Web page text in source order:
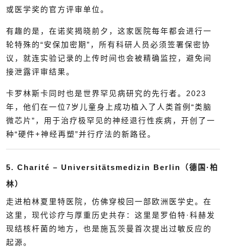
或医学奖的官方评审单位。
有趣的是，在诺奖揭晓前夕，这家医院每年都会进行一
轮特殊的“安保加密期”，所有科研人员必须签署保密协
议，就连实验记录的上传时间也会被精确监控，避免间
接泄露评审结果。
卡罗林斯卡同时也是世界罕见病研究的先行者。2023
年，他们在一位7岁儿童身上成功植入了人类首例“类脑
微芯片”，用于治疗极罕见的神经退行性疾病，开创了一
种“硬件+神经再塑”并行疗法的新路径。
5. Charité – Universitätsmedizin Berlin（德国·柏
林）
走进柏林夏里特医院，仿佛穿梭回一部欧洲医学史。在
这里，现代诊疗与厚重历史共存：这里是罗伯特·科赫发
现结核杆菌的地方，也是施瓦茨曼首次提出过敏反应的
起源。